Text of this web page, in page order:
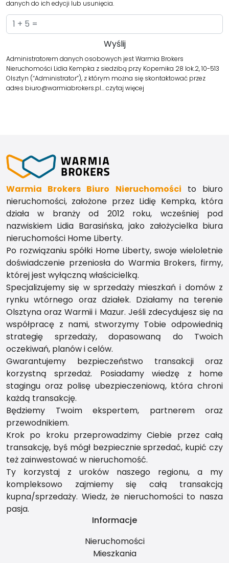
danych do ich edycji lub usunięcia.
Administratorem danych osobowych jest Warmia Brokers
Nieruchomości Lidia Kempka z siedzibą przy Kopernika 28 lok.2, 10-513
Olsztyn (“Administrator”), z którym można się skontaktować przez
adres biuro@warmiabrokers.pl…czytaj więcej
Warmia Brokers Biuro Nieruchomości to biuro
nieruchomości, założone przez Lidię Kempka, która
działa w branży od 2012 roku, wcześniej pod
nazwiskiem Lidia Barasińska, jako założycielka biura
nieruchomości Home Liberty.
Po rozwiązaniu spółki Home Liberty, swoje wieloletnie
doświadczenie przeniosła do Warmia Brokers, firmy,
której jest wyłączną właścicielką.
Specjalizujemy się w sprzedaży mieszkań i domów z
rynku wtórnego oraz działek. Działamy na terenie
Olsztyna oraz Warmii i Mazur. Jeśli zdecydujesz się na
współpracę z nami, stworzymy Tobie odpowiednią
strategię sprzedaży, dopasowaną do Twoich
oczekiwań, planów i celów.
Gwarantujemy bezpieczeństwo transakcji oraz
korzystną sprzedaż. Posiadamy wiedzę z home
stagingu oraz polisę ubezpieczeniową, która chroni
każdą transakcję.
Będziemy Twoim ekspertem, partnerem oraz
przewodnikiem.
Krok po kroku przeprowadzimy Ciebie przez całą
transakcję, byś mógł bezpiecznie sprzedać, kupić czy
też zainwestować w nieruchomość.
Ty korzystaj z uroków naszego regionu, a my
kompleksowo zajmiemy się całą transakcją
kupna/sprzedaży. Wiedz, że nieruchomości to nasza
pasja.
Informacje
Nieruchomości
Mieszkania